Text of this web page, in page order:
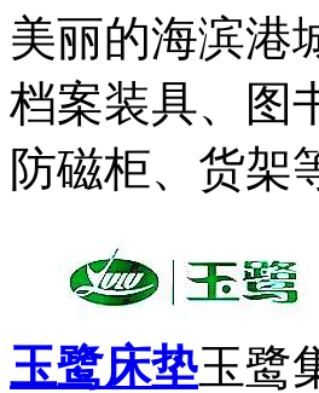
美丽的海滨
档案装具、图
防磁柜、货架
玉鹭床垫玉鹭